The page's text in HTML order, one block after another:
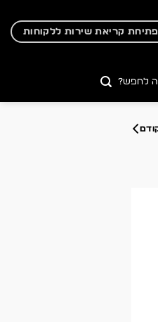
פתיחת קריאת שירות ללקוחות